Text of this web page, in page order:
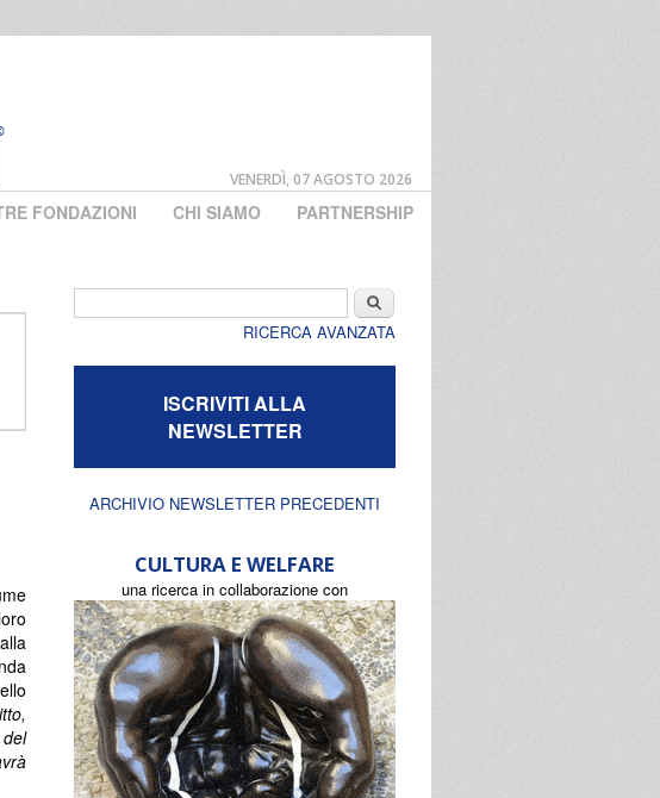
VENERDÌ, 07 AGOSTO 2026
FONDAZIONI CHI SIAMO PARTNERSHIP
del
à
Cerca
RICERCA AVANZATA
ISCRIVITI ALLA
NEWSLETTER
ARCHIVIO NEWSLETTER PRECEDENTI
CULTURA E WELFARE
una ricerca in collaborazione con